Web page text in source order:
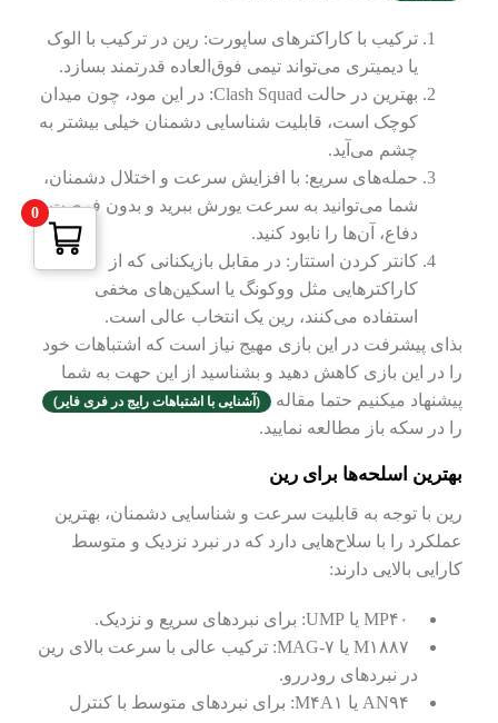
ترکیب با کاراکترهای ساپورت: رین در ترکیب با الوک
یا دیمیتری می‌تواند تیمی فوق‌العاده قدرتمند بسازد.
بهترین در حالت Clash Squad: در این مود، چون میدان
کوچک است، قابلیت شناسایی دشمنان خیلی بیشتر به
چشم می‌آید.
حمله‌های سریع: با افزایش سرعت و اختلال دشمنان،
شما می‌توانید به سرعت یورش ببرید و بدون فرصت
دفاع، آن‌ها را نابود کنید.
کانتر کردن استتار: در مقابل بازیکنانی که از
کاراکترهایی مثل ووکونگ یا اسکین‌های مخفی
استفاده می‌کنند، رین یک انتخاب عالی است.
بذای پیشرفت در این بازی مهیج نیاز است که اشتباهات خود
را در این بازی کاهش دهید و بشناسید از این حهت به شما
پیشنهاد میکنیم حتما مقاله
( آشنایی با اشتباهات رایج در فری فایر)
را در سکه باز مطالعه نمایید.
بهترین اسلحه‌ها برای رین
رین با توجه به قابلیت سرعت و شناسایی دشمنان، بهترین
عملکرد را با سلاح‌هایی دارد که در نبرد نزدیک و متوسط
کارایی بالایی دارند:
M۱۸۸۷ یا MAG-۷: ترکیب عالی با سرعت بالای رین
در نبردهای رودررو.
AN۹۴ یا M۴A۱: برای نبردهای متوسط با کنترل
0